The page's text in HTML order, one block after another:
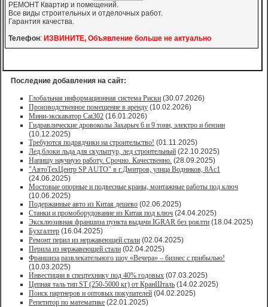
РЕМОНТ Квартир и помещений.
Все виды строительных и отделочных работ.
Гарантия качества.
Телефон: ИЗВИНИТЕ, Объявление больше не актуально
Последние добавления на сайт:
Глобальная информационная система Риски (30.07.2026)
Производственное помещение в аренду (10.02.2026)
Мини-экскаватор Cat302 (16.01.2026)
Гидравлические дровоколы Захарыч 6 и 9 тонн, электро и бензин
(10.12.2025)
Требуются подрядчики на строительство! (01.11.2025)
Лед,блоки льда для скульптур, лед строительный (22.10.2025)
Напишу научную работу. Срочно. Качественно. (28.09.2025)
"АвтоТехЦентр SP AUTO" в г.Дмитров, улица Водников, 8Ас1
(24.06.2025)
Мостовые опорные и подвесные краны, монтажные работы под ключ
(10.06.2025)
Подержанные авто из Китая дешево (02.06.2025)
Станки и промоборудование из Китая под ключ (24.04.2025)
Эксклюзивная франшиза пункта выдачи IGRAR без роялти (18.04.2025)
Бухгалтер (16.04.2025)
Ремонт перил из нержавеющей стали (02.04.2025)
Перила из нержавеющей стали (02.04.2025)
Франшиза развлекательного шоу «Вечера» – бизнес с прибылью!
(10.03.2025)
Инвестиции в спецтехнику под 40% годовых (07.03.2025)
Цепная таль тип ST (250-5000 кг) от КранШталь (14.02.2025)
Поиск партнеров и оптовых покупателей (04.02.2025)
Репетитор по математике (22.01.2025)